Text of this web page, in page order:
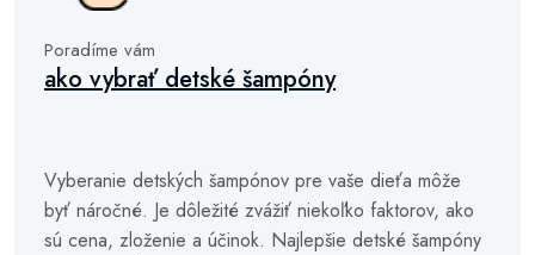
Poradíme vám
ako vybrať detské šampóny
Vyberanie detských šampónov pre vaše dieťa môže
byť náročné. Je dôležité zvážiť niekoľko faktorov, ako
sú cena, zloženie a účinok. Najlepšie detské šampóny